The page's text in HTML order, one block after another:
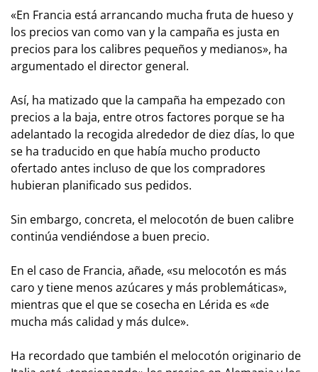
«En Francia está arrancando mucha fruta de hueso y
los precios van como van y la campaña es justa en
precios para los calibres pequeños y medianos», ha
argumentado el director general.
Así, ha matizado que la campaña ha empezado con
precios a la baja, entre otros factores porque se ha
adelantado la recogida alrededor de diez días, lo que
se ha traducido en que había mucho producto
ofertado antes incluso de que los compradores
hubieran planificado sus pedidos.
Sin embargo, concreta, el melocotón de buen calibre
continúa vendiéndose a buen precio.
En el caso de Francia, añade, «su melocotón es más
caro y tiene menos azúcares y más problemáticas»,
mientras que el que se cosecha en Lérida es «de
mucha más calidad y más dulce».
Ha recordado que también el melocotón originario de